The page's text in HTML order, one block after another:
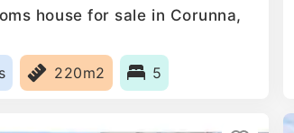
house for sale in Corunna,
220m2 5